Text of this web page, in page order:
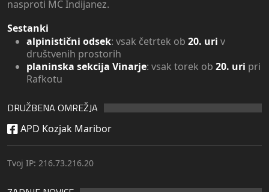
nasproti MC Indijanez.
Sestanki
alpinistični odsek: vsak četrtek ob 20. uri v
društvenih prostorih
planinska sekcija Vinarje: vsak torek ob 20. uri pri
Rafkotu
DRUŽBENA OMREŽJA
APD Kozjak Maribor
Tvoj IP: 216.73.216.20